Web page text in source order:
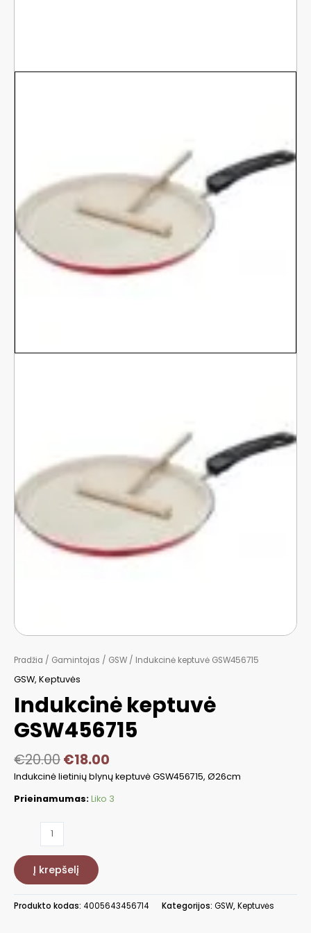
Pradžia / Gamintojas / GSW / Indukcinė keptuvė GSW456715
GSW, Keptuvės
Indukcinė keptuvė
GSW456715
€20.00€18.00
Indukcinė lietinių blynų keptuvė GSW456715, Ø26cm
Prieinamumas:Liko 3
produkto
Indukcinė
keptuvė
GSW456715
Į krepšelį
Produkto kodas: 4005643456714 Kategorijos: GSW,Keptuvės